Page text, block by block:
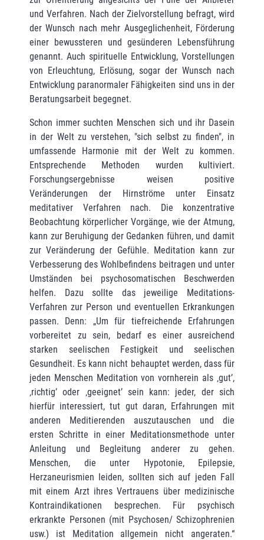
und Verfah­ren. Nach der Zielvorstellung befragt, wird
der Wunsch nach mehr Ausgeglichenheit, Förde­rung
einer bewussteren und gesünderen Lebensführung
genannt. Auch spirituelle Entwick­lung, Vorstellungen
von Erleuchtung, Erlösung, sogar der Wunsch nach
Entwicklung para­normaler Fähigkeiten sind uns in der
Beratungsarbeit begegnet.
Schon immer suchten Menschen sich und ihr Dasein
in der Welt zu verstehen, "sich selbst zu finden", in
umfassende Harmonie mit der Welt zu kommen.
Entsprechende Methoden wurden kultiviert.
Forschungsergebnisse weisen positive
Veränderungen der Hirnströme unter Einsatz
meditativer Verfahren nach. Die konzentrative
Beobachtung körperlicher Vor­gänge, wie der Atmung,
kann zur Beruhigung der Gedanken führen, und damit
zur Ver­ände­rung der Gefühle. Meditation kann zur
Verbesserung des Wohlbefindens beitragen und unter
Umständen bei psychosomatischen Beschwerden
helfen. Dazu sollte das jeweilige Medita­tions-
Verfahren zur Person und eventuellen Erkrankungen
passen. Denn: „Um für tief­rei­chende Erfahrungen
vorbereitet zu sein, bedarf es einer ausreichend
starken seeli­schen Festigkeit und seelischen
Gesundheit. Es kann nicht behauptet werden, dass für
jeden Menschen Meditation von vornherein als ‚gut’,
‚richtig’ oder ‚geeignet’ sein kann: jeder, der sich
hierfür interessiert, tut gut daran, Erfahrungen mit
anderen Meditierenden auszu­tau­schen und die
ersten Schritte in einer Meditationsmethode unter
Anleitung und Begleitung anderer zu gehen.
Menschen, die unter Hypotonie, Epilepsie,
Herzaneurismien leiden, soll­ten sich auf jeden Fall
mit einem Arzt ihres Vertrauens über medizinische
Kontraindi­kationen besprechen. Für psychisch
erkrankte Personen (mit Psychosen/ Schizophrenien
usw.) ist Meditation allgemein nicht angeraten.“